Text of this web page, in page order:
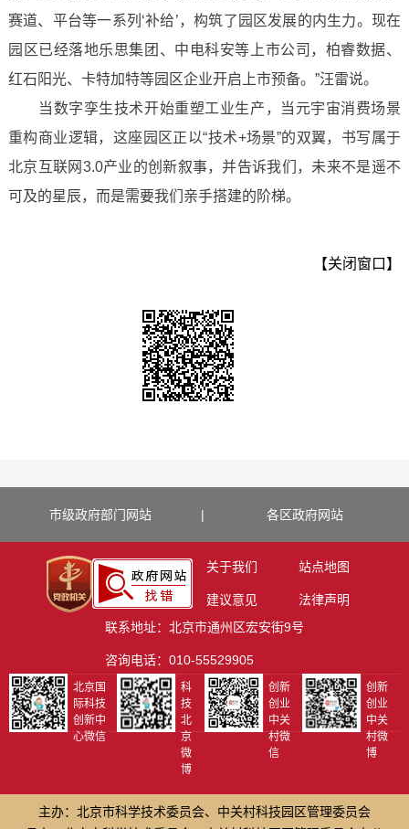
赛道、平台等一系列‘补给’，构筑了园区发展的内生力。现在
园区已经落地乐思集团、中电科安等上市公司，柏睿数据、
红石阳光、卡特加特等园区企业开启上市预备。”汪雷说。
当数字孪生技术开始重塑工业生产，当元宇宙消费场景
重构商业逻辑，这座园区正以“技术+场景”的双翼，书写属于
北京互联网3.0产业的创新叙事，并告诉我们，未来不是遥不
可及的星辰，而是需要我们亲手搭建的阶梯。
【关闭窗口】
市级政府部门网站 | 各区政府网站
关于我们 站点地图
建议意见
法律声明
联系地址：北京市通州区宏安街9号
咨询电话：010-55529905
北京国
际科技
创新中
心微信
科
技
北
京
微
博
创新
创业
中关
村微
信
创新
创业
中关
村微
博
主办：北京市科学技术委员会、中关村科技园区管理委员会